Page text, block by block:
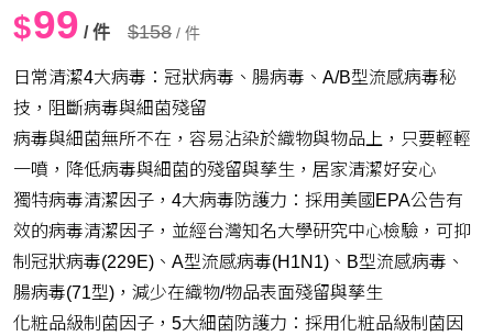
$99 / 件 $158 / 件
日常清潔4大病毒：冠狀病毒、腸病毒、A/B型流感病毒秘
技，阻斷病毒與細菌殘留
病毒與細菌無所不在，容易沾染於織物與物品上，只要輕輕
一噴，降低病毒與細菌的殘留與孳生，居家清潔好安心
獨特病毒清潔因子，4大病毒防護力：採用美國EPA公告有
效的病毒清潔因子，並經台灣知名大學研究中心檢驗，可抑
制冠狀病毒(229E)、A型流感病毒(H1N1)、B型流感病毒、
腸病毒(71型)，減少在織物/物品表面殘留與孳生
化粧品級制菌因子，5大細菌防護力：採用化粧品級制菌因